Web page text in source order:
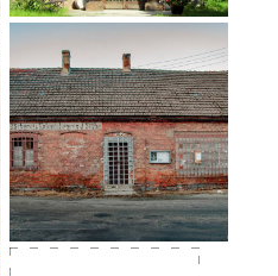
Kirchen und ein
Weges (Garbce - Ruda
Żmigród)führt zunächst
entlang des
die Teichanlagen
Milicz, dann durch das